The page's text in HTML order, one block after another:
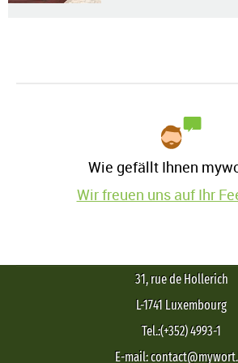
Wie gefällt Ihnen
Wir freuen uns auf Ihr
31, rue de Hollerich
L-1741 Luxembourg
Tel.:(+352) 4993-1
E-mail: